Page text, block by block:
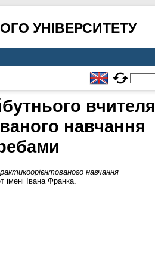
УНІВЕРСИТЕТУ
вчителя
навчання
навчання
Івана Франка.